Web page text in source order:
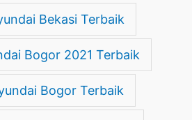
Bekasi Terbaik
Bogor 2021 Terbaik
Bogor Terbaik